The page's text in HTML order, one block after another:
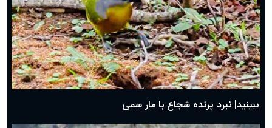
ببینید| نبرد پرنده شجاع با مار سمی